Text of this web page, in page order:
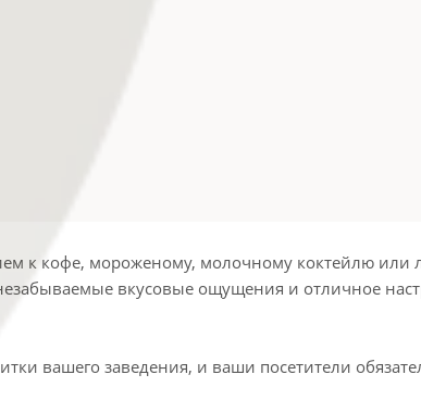
к кофе, мороженому, молочному коктейлю или
вкусовые ощущения и отличное
вашего заведения, и ваши посетители